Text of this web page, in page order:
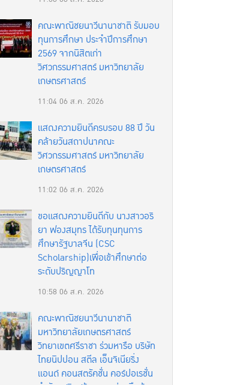
คณะพาณิชยนาวีนานาชาติ รับมอบ
ทุนการศึกษา ประจำปีการศึกษา
2569 จากนิสิตเก่า
วิศวกรรมศาสตร์ มหาวิทยาลัย
เกษตรศาสตร์
11:0406 ส.ค. 2026
แสดงความยินดีครบรอบ 88 ปี วัน
คล้ายวันสถาปนาคณะ
วิศวกรรมศาสตร์ มหาวิทยาลัย
เกษตรศาสตร์
11:02 06 ส.ค. 2026
ขอแสดงความยินดีกับ นางสาวอริ
ยา ฟองสมุทร ได้รับทุนทุนการ
ศึกษารัฐบาลจีน (CSC
Scholarship)เพื่อเข้าศึกษาต่อ
ระดับปริญญาโท
10:58 06 ส.ค. 2026
คณะพาณิชยนาวีนานาชาติ
มหาวิทยาลัยเกษตรศาสตร์
วิทยาเขตศรีราชา ร่วมหารือ บริษัท
ไทยนิปปอน สตีล เอ็นจิเนียริ่ง
แอนด์ คอนสตรัคชั่น คอร์ปอเรชั่น